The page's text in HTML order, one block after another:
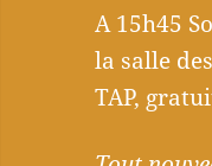
A 15h45
la salle
TAP,